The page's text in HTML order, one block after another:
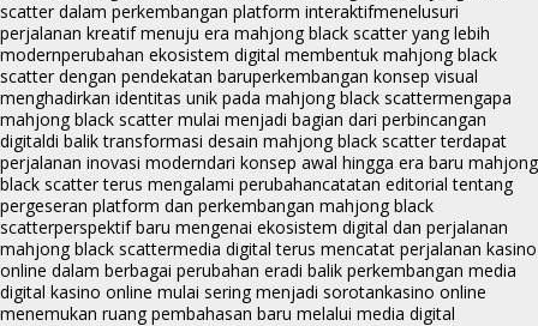
scatter dalam perkembangan platform interaktifmenelusuri
perjalanan kreatif menuju era mahjong black scatter yang lebih
modernperubahan ekosistem digital membentuk mahjong black
scatter dengan pendekatan baruperkembangan konsep visual
menghadirkan identitas unik pada mahjong black scattermengapa
mahjong black scatter mulai menjadi bagian dari perbincangan
digitaldi balik transformasi desain mahjong black scatter terdapat
perjalanan inovasi moderndari konsep awal hingga era baru mahjong
black scatter terus mengalami perubahancatatan editorial tentang
pergeseran platform dan perkembangan mahjong black
scatterperspektif baru mengenai ekosistem digital dan perjalanan
mahjong black scattermedia digital terus mencatat perjalanan kasino
online dalam berbagai perubahan eradi balik perkembangan media
digital kasino online mulai sering menjadi sorotankasino online
menemukan ruang pembahasan baru melalui media digital